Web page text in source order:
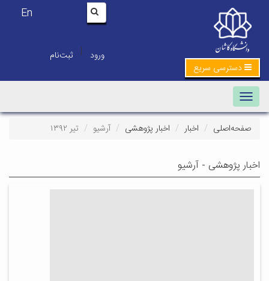
En
ورود | ثبت‌نام
دسترسی سریع
Toggle navigation
صفحه‌اصلی اخبار اخبار پژوهشی آرشیو تیر ۱۳۹۲
اخبار پژوهشی - آرشیو